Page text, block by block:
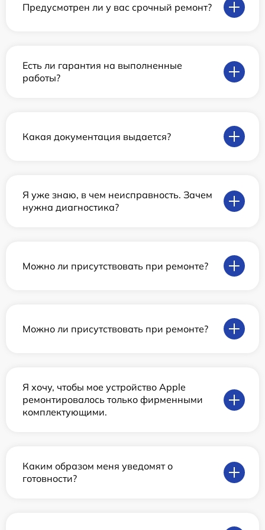
Предусмотрен ли у вас срочный ремонт?
Есть ли гарантия на выполненные
работы?
Какая документация выдается?
Я уже знаю, в чем неисправность. Зачем
нужна диагностика?
Можно ли присутствовать при ремонте?
Можно ли присутствовать при ремонте?
Я хочу, чтобы мое устройство Apple
ремонтировалось только фирменными
комплектующими.
Каким образом меня уведомят о
готовности?